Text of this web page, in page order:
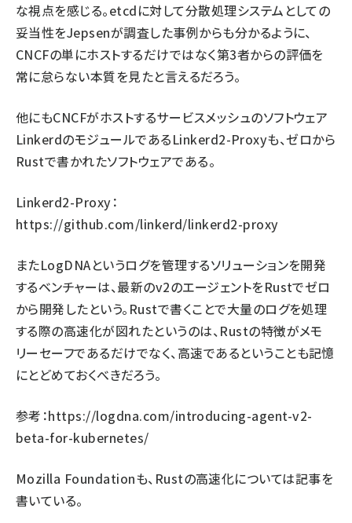
な視点を感じる。etcdに対して分散処理システムとしての
妥当性をJepsenが調査した事例からも分かるように、
CNCFの単にホストするだけではなく第3者からの評価を
常に怠らない本質を見たと言えるだろう。
他にもCNCFがホストするサービスメッシュのソフトウェア
LinkerdのモジュールであるLinkerd2-Proxyも、ゼロから
Rustで書かれたソフトウェアである。
Linkerd2-Proxy：
https://github.com/linkerd/linkerd2-proxy
またLogDNAというログを管理するソリューションを開発
するベンチャーは、最新のv2のエージェントをRustでゼロ
から開発したという。Rustで書くことで大量のログを処理
する際の高速化が図れたというのは、Rustの特徴がメモ
リーセーフであるだけでなく、高速であるということも記憶
にとどめておくべきだろう。
参考：https://logdna.com/introducing-agent-v2-
beta-for-kubernetes/
Mozilla Foundationも、Rustの高速化については記事を
書いている。